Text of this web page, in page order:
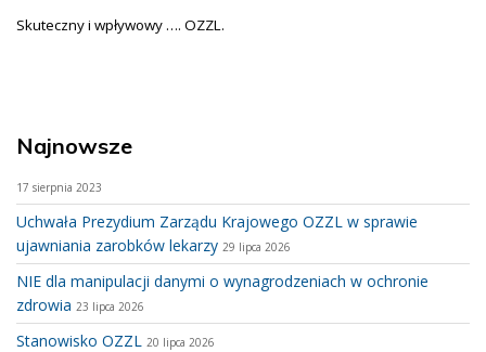
Skuteczny i wpływowy …. OZZL.
Najnowsze
17 sierpnia 2023
Uchwała Prezydium Zarządu Krajowego OZZL w sprawie
ujawniania zarobków lekarzy 29 lipca 2026
NIE dla manipulacji danymi o wynagrodzeniach w ochronie
zdrowia 23 lipca 2026
Stanowisko OZZL 20 lipca 2026